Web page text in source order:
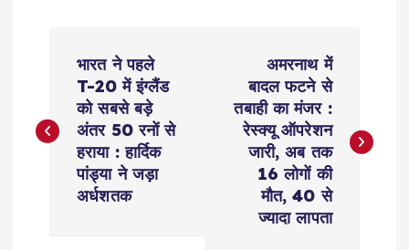
s
भारत ने पहले
T-20 में इंग्लैंड
को सबसे बड़े
अंतर 50 रनों से
हराया : हार्दिक
पांड्या ने जड़ा
अर्धशतक
अमरनाथ में
बादल फटने से
तबाही का मंजर :
रेस्क्यू ऑपरेशन
जारी, अब तक
16 लोगों की
मौत, 40 से
ज्यादा लापता